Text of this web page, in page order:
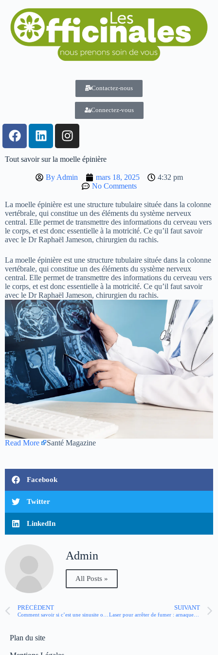
Contactez-nous
Connectez-vous
Tout savoir sur la moelle épinière
ByAdmin mars 18, 2025
4:32 pm
No Comments
La moelle épinière est une structure tubulaire située dans la colonne
vertébrale, qui constitue un des éléments du système nerveux
central. Elle permet de transmettre des informations du cerveau vers
le corps, et est donc essentielle à la motricité. Ce qu’il faut savoir
avec le Dr Raphaël Jameson, chirurgien du rachis.
La moelle épinière est une structure tubulaire située dans la colonne
vertébrale, qui constitue un des éléments du système nerveux
central. Elle permet de transmettre des informations du cerveau vers
le corps, et est donc essentielle à la motricité. Ce qu’il faut savoir
avec le Dr Raphaël Jameson, chirurgien du rachis.
Read More Santé Magazine
Facebook
Twitter
LinkedIn
Admin
All Posts »
PRÉCÉDENT
Comment savoir si c’est une sinusite ou un rhume ?
SUIVANT
Laser pour arrêter de fumer : arnaque ou pas ?
Plan du site